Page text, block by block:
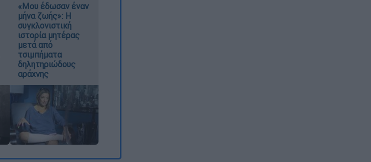
«Μου έδωσαν έναν
μήνα ζωής»: Η
συγκλονιστική
ιστορία μητέρας
μετά από
τσιμπήματα
δηλητηριώδους
αράχνης